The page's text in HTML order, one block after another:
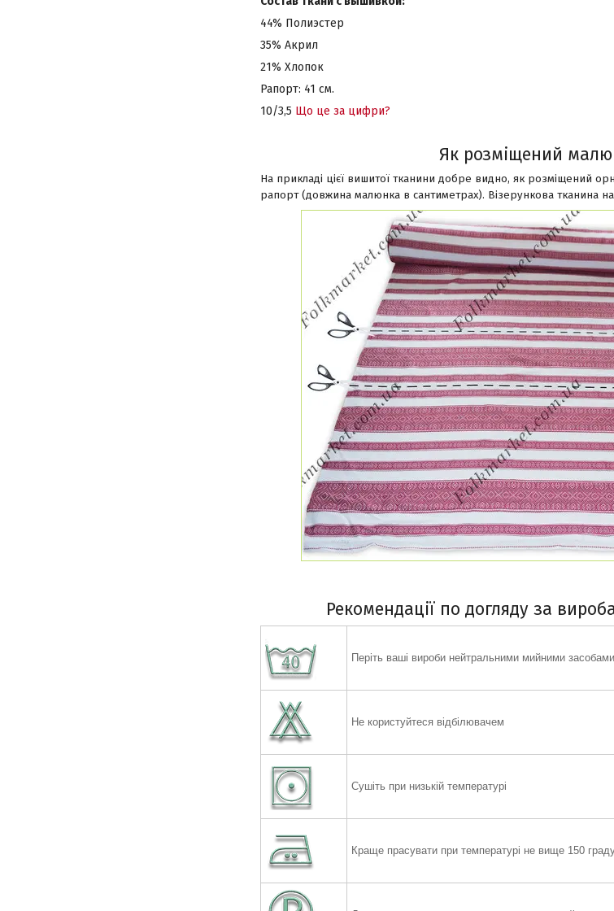
44% Полиэстер
35% Акрил
21% Хлопок
Рапорт: 41 см.
10/3,5 Що це за цифри?
Як розміщений
На прикладі цієї вишитої тканини добре видно, як розміщений
рапорт (довжина малюнка в сантиметрах). Візерункова тканина
Рекомендації по догляду за
Періть ваші вироби нейтральними мийними
Не користуйтеся відбілювачем
Сушіть при низькій температурі
Краще прасувати при температурі не вище 150